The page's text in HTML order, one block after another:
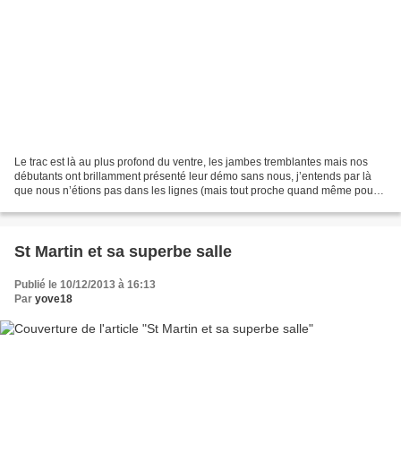
Le trac est là au plus profond du ventre, les jambes tremblantes mais nos
débutants ont brillamment présenté leur démo sans nous, j’entends par là
que nous n’étions pas dans les lignes (mais tout proche quand même pour
St Martin et sa superbe salle
Publié le 10/12/2013 à 16:13
Par yove18